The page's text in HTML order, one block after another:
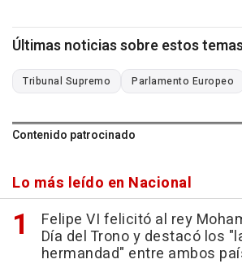
Últimas noticias sobre estos
Tribunal Supremo Parlamento Europeo
Contenido patrocinado
Lo más leído en Nacional
Felipe VI felicitó al rey
Día del Trono y destacó los
hermandad" entre ambos